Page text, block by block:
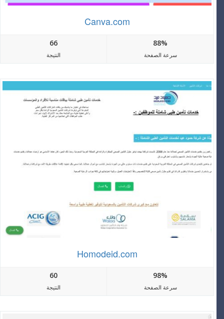
Canva.com
66
النتيجة
88%
سرعة الصفحة
Homodeid.com
60
النتيجة
98%
سرعة الصفحة